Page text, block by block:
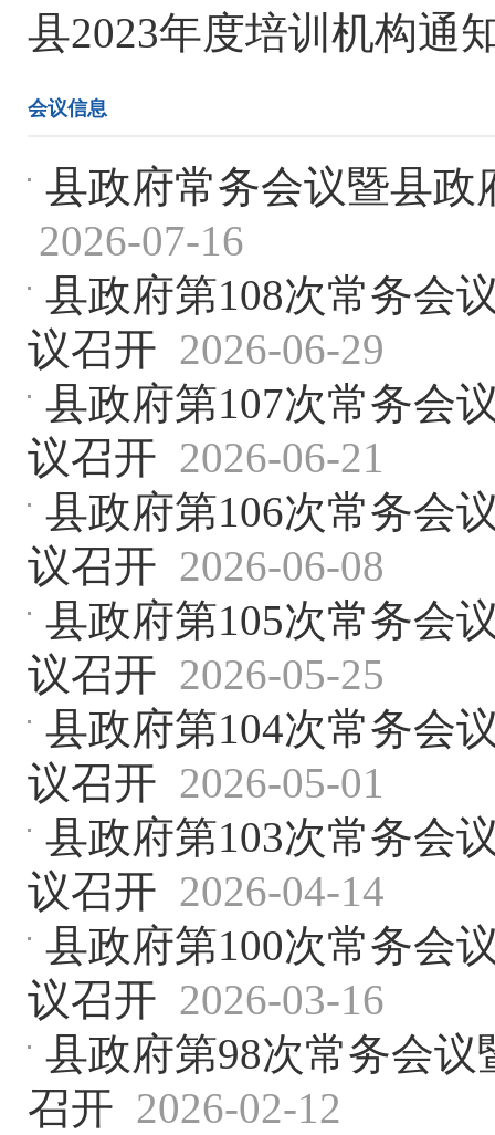
县2023年度培训机构通
会议信息
县政府常务会议暨县
2026-07-16
县政府第108次常务会
议召开 2026-06-29
县政府第107次常务会
议召开 2026-06-21
县政府第106次常务会
议召开 2026-06-08
县政府第105次常务会
议召开 2026-05-25
县政府第104次常务会
议召开 2026-05-01
县政府第103次常务会
议召开 2026-04-14
县政府第100次常务会
议召开 2026-03-16
县政府第98次常务会
召开 2026-02-12